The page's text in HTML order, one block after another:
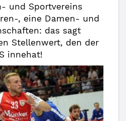
und Sportvereins
, eine Damen- und
das sagt
Stellenwert, den der
innehat!